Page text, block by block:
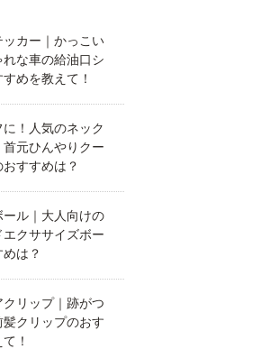
ッカー｜かっこい
れな車の給油口シ
めを教えて！
に！人気のネック
首元ひんやりクー
すすめは？
ール｜大人向けの
エクササイズボー
は？
リップ｜跡がつ
クリップのおす
！